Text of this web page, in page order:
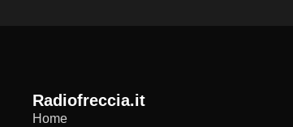
radiofreccia.it
Home